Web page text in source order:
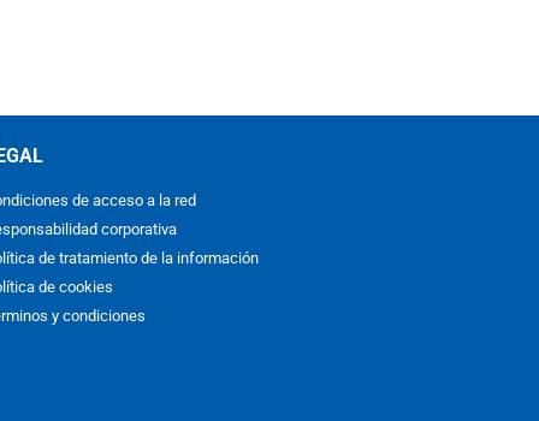
de acceso a la red
corporativa
de tratamiento de la información
de cookies
y condiciones